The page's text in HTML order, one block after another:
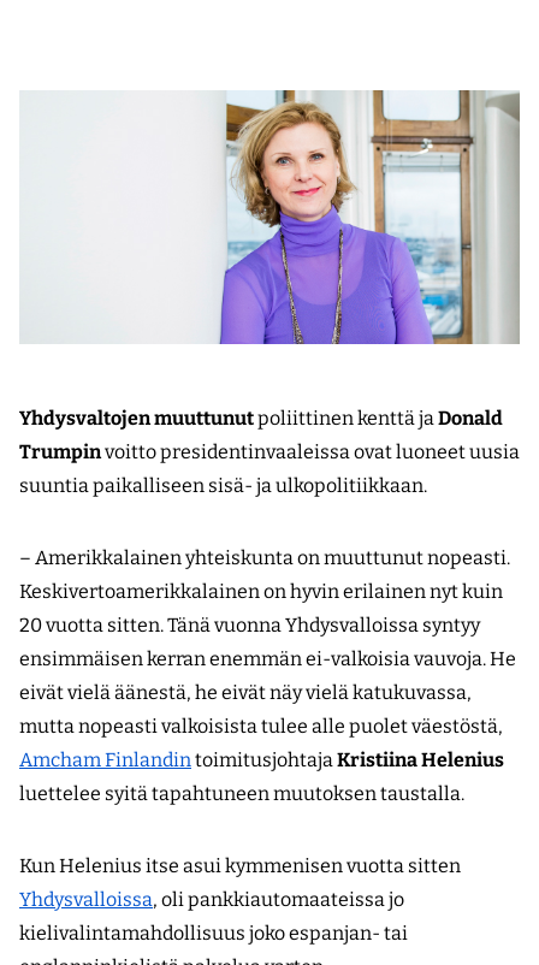
Yhdysvaltojen muuttunutpoliittinen kenttä jaDonald
Trumpinvoitto presidentinvaaleissa ovat luoneet uusia
suuntia paikalliseen sisä- ja ulkopolitiikkaan.
– Amerikkalainen yhteiskunta on muuttunut nopeasti.
Keskivertoamerik­kalainen on hyvin erilainen nyt kuin
20 vuotta sitten. Tänä vuonna Yhdysvalloissa syntyy
ensimmäisen kerran enemmän ei-valkoisia vauvoja. He
eivät vielä äänestä, he eivät näy vielä katukuvassa,
mutta nopeasti valkoisista tulee alle puolet väestöstä,
Amcham FinlandintoimitusjohtajaKristiina Helenius
luettelee syitä tapahtuneen muutoksen taustalla.
Kun Helenius itse asui kymmenisen vuotta sitten
Yhdysvalloissa, oli pankkiautomaateissa jo
kielivalintamahdollisuus joko espanjan- tai